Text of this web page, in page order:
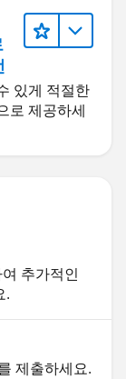
있게 적절한
로 제공하세
추가적인
.
제출하세요.